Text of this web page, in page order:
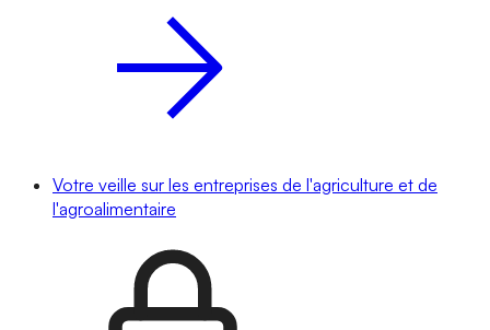
Votre veille sur les entreprises de l'agriculture et de
l'agroalimentaire